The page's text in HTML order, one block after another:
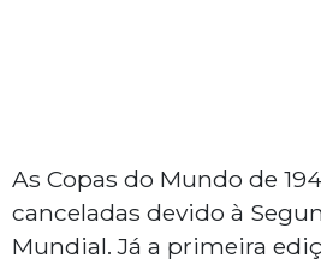
As Copas do Mundo de
canceladas devido à
Mundial. Já a primeira